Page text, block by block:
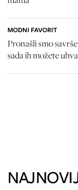
MODNI FAVORIT
Pronašli smo
sada ih možete